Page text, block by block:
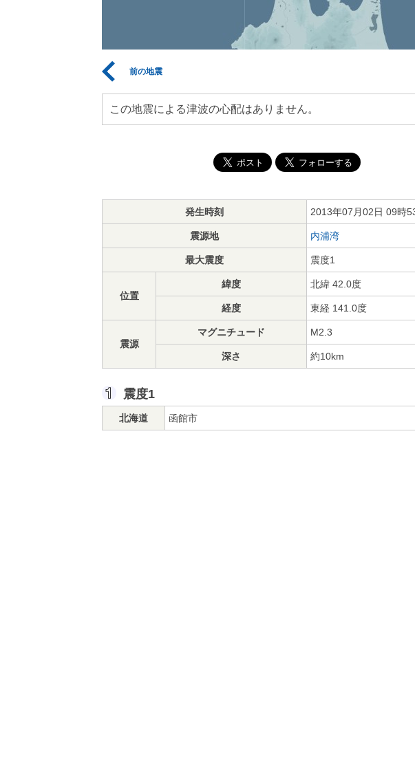
前の地震
この地震による津波の心配はありません。
発生時刻 2013年07月02日 09時
震源地 内浦湾
最大震度 震度1
位置
緯度 北緯 42.0度
経度 東経 141.0度
震源
マグニチュード M2.3
深さ 約10km
震度1
北海道 函館市